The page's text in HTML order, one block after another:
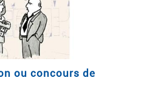
ou concours de